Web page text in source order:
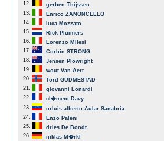
12.
gerben Thijssen
13.
Enrico ZANONCELLO
14.
luca Mozzato
15.
Rick Pluimers
16.
Lorenzo Milesi
17.
Corbin STRONG
18.
Jensen Plowright
19.
wout Van Aert
20.
Tord GUDMESTAD
21.
giovanni Lonardi
22.
cl�ment Davy
23.
orluis alberto Aular Sanabria
24.
Enzo Paleni
25.
dries De Bondt
26.
niklas M�rkl